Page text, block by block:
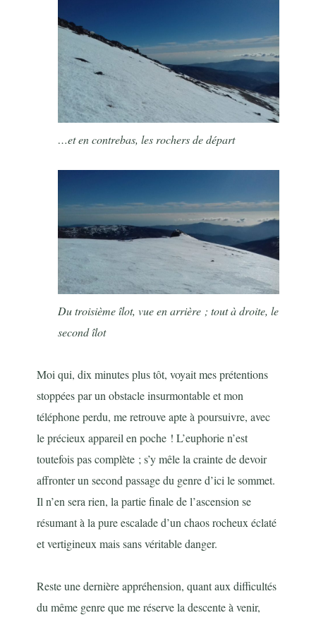
…et en contrebas, les rochers de départ
Du troisième îlot, vue en arrière ; tout à droite, le
second îlot
Moi qui, dix minutes plus tôt, voyait mes prétentions
stoppées par un obstacle insurmontable et mon
téléphone perdu, me retrouve apte à poursuivre, avec
le précieux appareil en poche ! L’euphorie n’est
toutefois pas complète ; s’y mêle la crainte de devoir
affronter un second passage du genre d’ici le sommet.
Il n’en sera rien, la partie finale de l’ascension se
résumant à la pure escalade d’un chaos rocheux éclaté
et vertigineux mais sans véritable danger.
Reste une dernière appréhension, quant aux difficultés
du même genre que me réserve la descente à venir,